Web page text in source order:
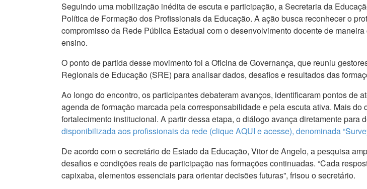
Seguindo uma mobilização inédita de escuta e participação, a Secretaria da
Política de Formação dos Profissionais da Educação. A ação busca reconhecer o
compromisso da Rede Pública Estadual com o desenvolvimento docente de
ensino.
O ponto de partida desse movimento foi a Oficina de Governança, que reuniu
Regionais de Educação (SRE) para analisar dados, desafios e resultados das
Ao longo do encontro, os participantes debateram avanços, identificaram pontos de
agenda de formação marcada pela corresponsabilidade e pela escuta ativa. Mais
fortalecimento institucional. A partir dessa etapa, o diálogo avança diretamente para
disponibilizada aos profissionais da rede (clique AQUI e acesse), denominada
De acordo com o secretário de Estado da Educação, Vitor de Angelo, a pesquisa
desafios e condições reais de participação nas formações continuadas. “Cada
capixaba, elementos essenciais para orientar decisões futuras”, frisou o secretário.